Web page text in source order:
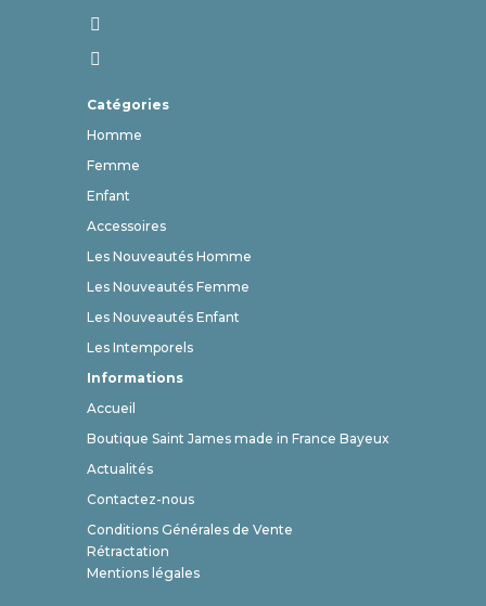
Catégories
Homme
Femme
Enfant
Accessoires
Les Nouveautés Homme
Les Nouveautés Femme
Les Nouveautés Enfant
Les Intemporels
Informations
Accueil
Boutique Saint James made in France Bayeux
Actualités
Contactez-nous
Conditions Générales de Vente
Rétractation
Mentions légales